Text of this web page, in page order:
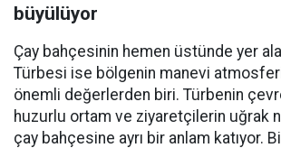
büyülüyor
Çay bahçesinin hemen üstünde yer
Türbesi ise bölgenin manevi
önemli değerlerden biri. Türbenin
huzurlu ortam ve ziyaretçilerin uğrak
çay bahçesine ayrı bir anlam katıyor.